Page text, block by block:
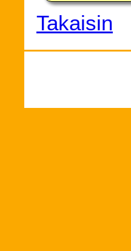
Takaisin